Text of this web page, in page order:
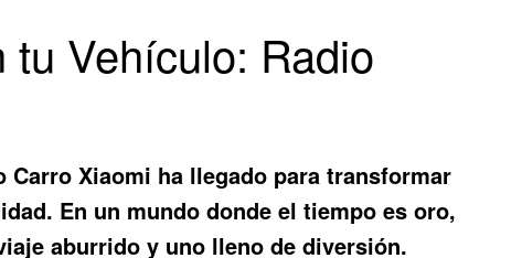
Vehículo: Radio
Carro Xiaomi ha llegado para transformar
En un mundo donde el tiempo es oro,
aburrido y uno lleno de diversión.